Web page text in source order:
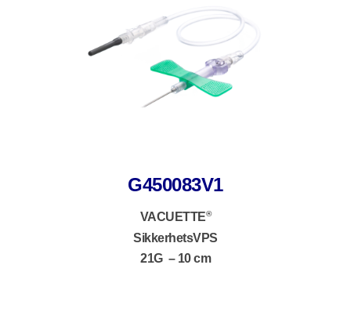
G450083V1
VACUETTE®
SikkerhetsVPS
21G – 10 cm